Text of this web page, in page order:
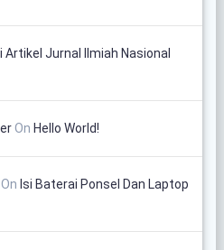
Artikel Jurnal Ilmiah Nasional
On Hello World!
On Isi Baterai Ponsel Dan Laptop